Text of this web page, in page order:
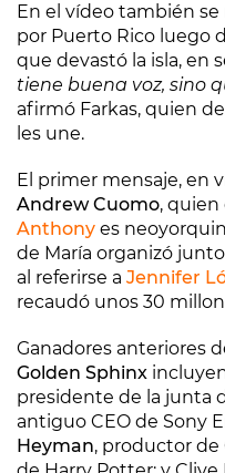
En el vídeo también
por Puerto Rico luego
que devastó la isla, en
tiene buena voz, sino
afirmó Farkas, quien
les une.
El primer mensaje, en
Andrew Cuomo,
Anthony es
de María organizó
al referirse a Jennifer
recaudó unos 30
Ganadores anteriores
Golden Sphinx
presidente de la junta
antiguo CEO de Sony
Heyman, productor de